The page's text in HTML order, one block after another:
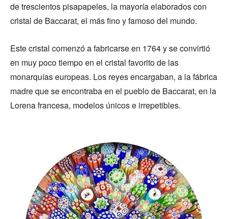
de trescientos pisapapeles, la mayoría elaborados con
cristal de Baccarat, el más fino y famoso del mundo.
Este cristal comenzó a fabricarse en 1764 y se convirtió
en muy poco tiempo en el cristal favorito de las
monarquías europeas. Los reyes encargaban, a la fábrica
madre que se encontraba en el pueblo de Baccarat, en la
Lorena francesa, modelos únicos e irrepetibles.